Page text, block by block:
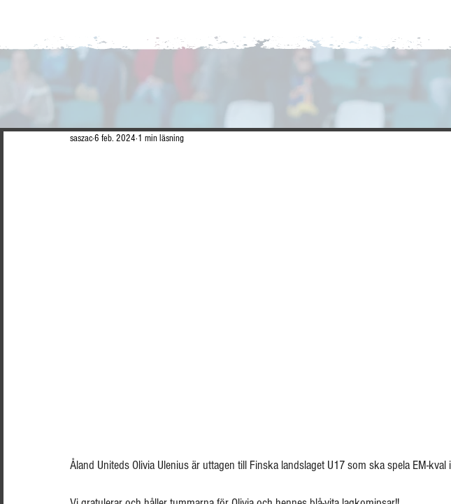
saszac6 feb. 2024 1 min läsning
Åland Uniteds Olivia Ulenius är uttagen till Finska landslaget U17 som ska spela EM-